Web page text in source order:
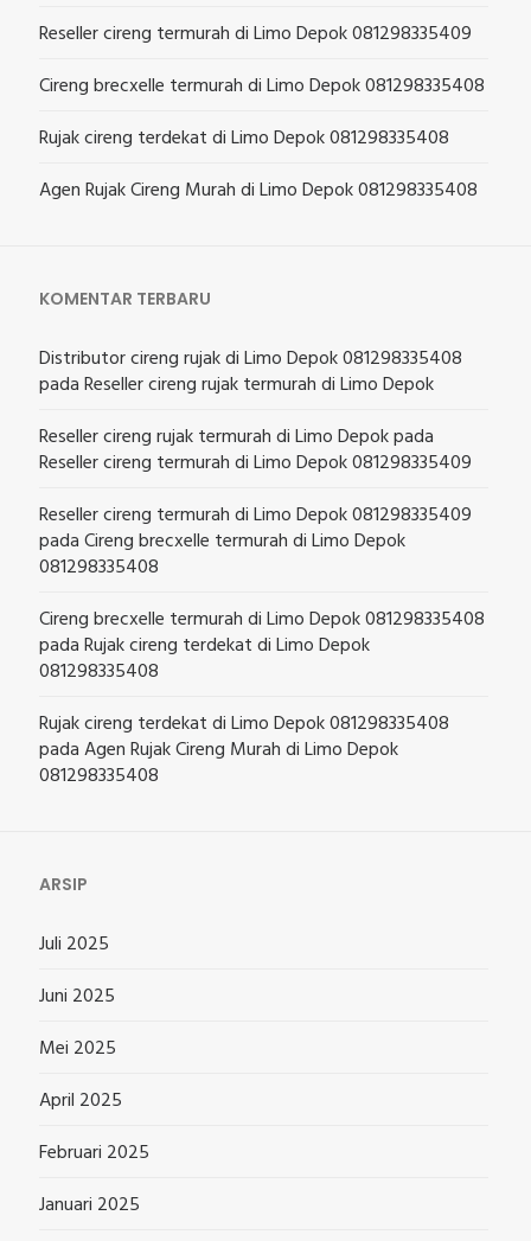
Reseller cireng termurah di Limo Depok 081298335409
Cireng brecxelle termurah di Limo Depok 081298335408
Rujak cireng terdekat di Limo Depok 081298335408
Agen Rujak Cireng Murah di Limo Depok 081298335408
KOMENTAR TERBARU
Distributor cireng rujak di Limo Depok 081298335408
padaReseller cireng rujak termurah di Limo Depok
Reseller cireng rujak termurah di Limo Depokpada
Reseller cireng termurah di Limo Depok 081298335409
Reseller cireng termurah di Limo Depok 081298335409
padaCireng brecxelle termurah di Limo Depok
081298335408
Cireng brecxelle termurah di Limo Depok 081298335408
padaRujak cireng terdekat di Limo Depok
081298335408
Rujak cireng terdekat di Limo Depok 081298335408
padaAgen Rujak Cireng Murah di Limo Depok
081298335408
ARSIP
Juli 2025
Juni 2025
Mei 2025
April 2025
Februari 2025
Januari 2025